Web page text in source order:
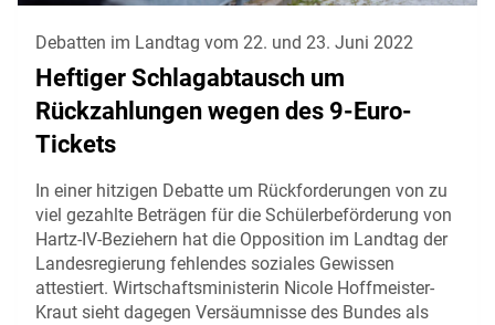
Debatten im Landtag vom 22. und 23. Juni 2022
Heftiger Schlagabtausch um
Rückzahlungen wegen des 9-Euro-
Tickets
In einer hitzigen Debatte um Rückforderungen von zu
viel gezahlte Beträgen für die Schülerbeförderung von
Hartz-IV-Beziehern hat die Opposition im Landtag der
Landesregierung fehlendes soziales Gewissen
attestiert. Wirtschaftsministerin Nicole Hoffmeister-
Kraut sieht dagegen Versäumnisse des Bundes als